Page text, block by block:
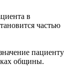
в
частью
пациенту
общины.